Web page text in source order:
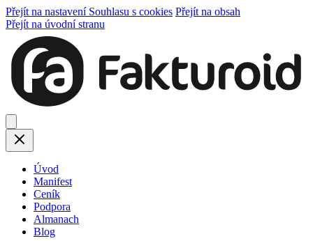
Přejít na nastavení Souhlasu s cookies Přejít na obsah
Přejít na úvodní stranu
Úvod
Manifest
Ceník
Podpora
Almanach
Blog